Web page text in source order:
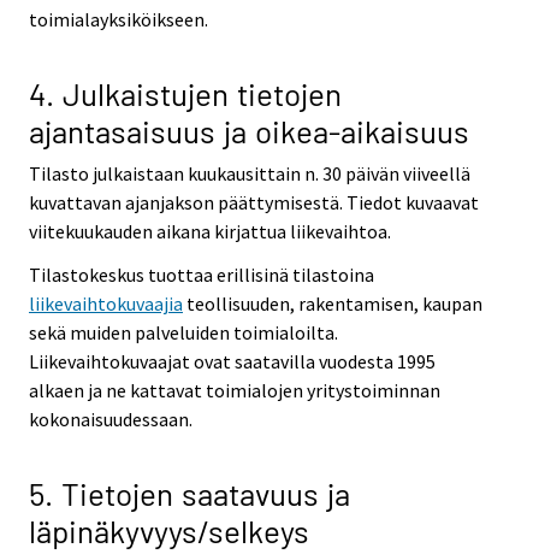
toimialayksiköikseen.
4. Julkaistujen tietojen
ajantasaisuus ja oikea-aikaisuus
Tilasto julkaistaan kuukausittain n. 30 päivän viiveellä
kuvattavan ajanjakson päättymisestä. Tiedot kuvaavat
viitekuukauden aikana kirjattua liikevaihtoa.
Tilastokeskus tuottaa erillisinä tilastoina
liikevaihtokuvaajia teollisuuden, rakentamisen, kaupan
sekä muiden palveluiden toimialoilta.
Liikevaihtokuvaajat ovat saatavilla vuodesta 1995
alkaen ja ne kattavat toimialojen yritystoiminnan
kokonaisuudessaan.
5. Tietojen saatavuus ja
läpinäkyvyys/selkeys